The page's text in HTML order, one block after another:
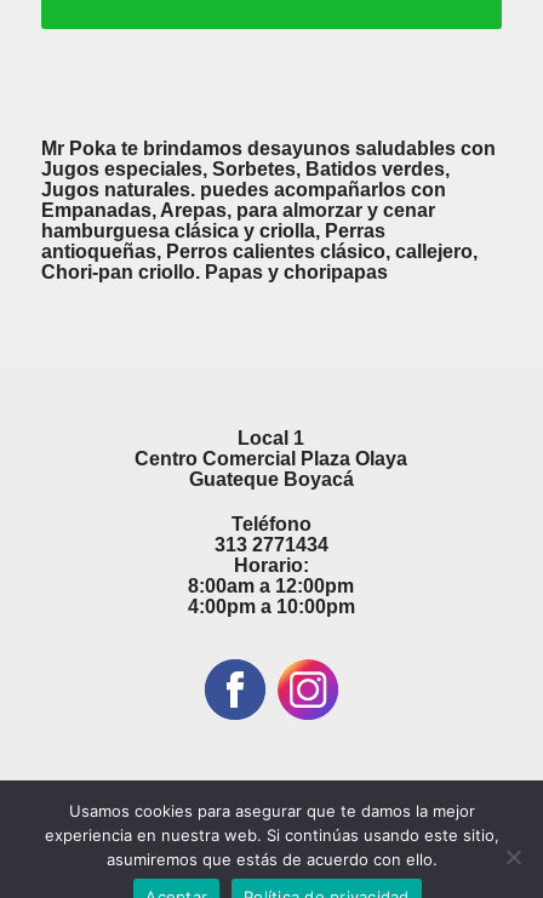
Mr Poka te brindamos desayunos saludables con
Jugos especiales, Sorbetes, Batidos verdes,
Jugos naturales. puedes acompañarlos con
Empanadas, Arepas, para almorzar y cenar
hamburguesa clásica y criolla, Perras
antioqueñas, Perros calientes clásico, callejero,
Chori-pan criollo. Papas y choripapas
Local 1
Centro Comercial Plaza Olaya
Guateque Boyacá
Teléfono
313 2771434
Horario:
8:00am a 12:00pm
4:00pm a 10:00pm
© Publicaton 2026 | Adquiera este servicio Digital contactando con nosotros
Usamos cookies para asegurar que te damos la mejor
experiencia en nuestra web. Si continúas usando este sitio,
asumiremos que estás de acuerdo con ello.